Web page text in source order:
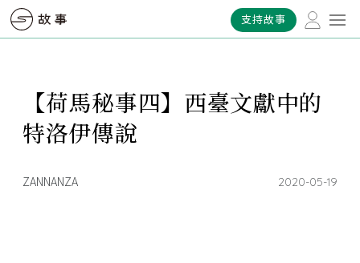
支持故事
【荷馬秘事四】西臺文獻中的
特洛伊傳說
ZANNANZA 2020-05-19